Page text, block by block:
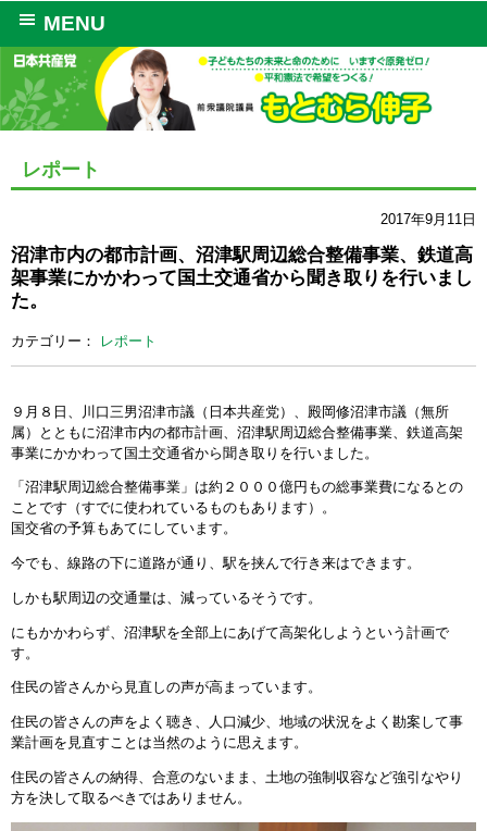
MENU
レポート
2017年9月11日
沼津市内の都市計画、沼津駅周辺総合整備事業、鉄道高
架事業にかかわって国土交通省から聞き取りを行いまし
た。
カテゴリー： レポート
９月８日、川口三男沼津市議（日本共産党）、殿岡修沼津市議（無所
属）とともに沼津市内の都市計画、沼津駅周辺総合整備事業、鉄道高架
事業にかかわって国土交通省から聞き取りを行いました。
「沼津駅周辺総合整備事業」は約２０００億円もの総事業費になるとの
ことです（すでに使われているものもあります）。
国交省の予算もあてにしています。
今でも、線路の下に道路が通り、駅を挟んで行き来はできます。
しかも駅周辺の交通量は、減っているそうです。
にもかかわらず、沼津駅を全部上にあげて高架化しようという計画で
す。
住民の皆さんから見直しの声が高まっています。
住民の皆さんの声をよく聴き、人口減少、地域の状況をよく勘案して事
業計画を見直すことは当然のように思えます。
住民の皆さんの納得、合意のないまま、土地の強制収容など強引なやり
方を決して取るべきではありません。